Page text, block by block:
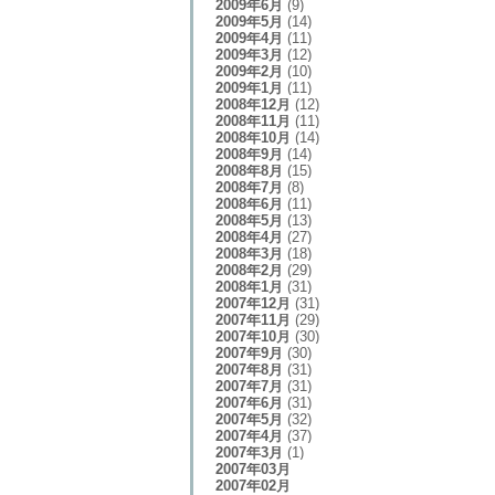
2009年6月 (9)
2009年5月 (14)
2009年4月 (11)
2009年3月 (12)
2009年2月 (10)
2009年1月 (11)
2008年12月 (12)
2008年11月 (11)
2008年10月 (14)
2008年9月 (14)
2008年8月 (15)
2008年7月 (8)
2008年6月 (11)
2008年5月 (13)
2008年4月 (27)
2008年3月 (18)
2008年2月 (29)
2008年1月 (31)
2007年12月 (31)
2007年11月 (29)
2007年10月 (30)
2007年9月 (30)
2007年8月 (31)
2007年7月 (31)
2007年6月 (31)
2007年5月 (32)
2007年4月 (37)
2007年3月 (1)
2007年03月
2007年02月